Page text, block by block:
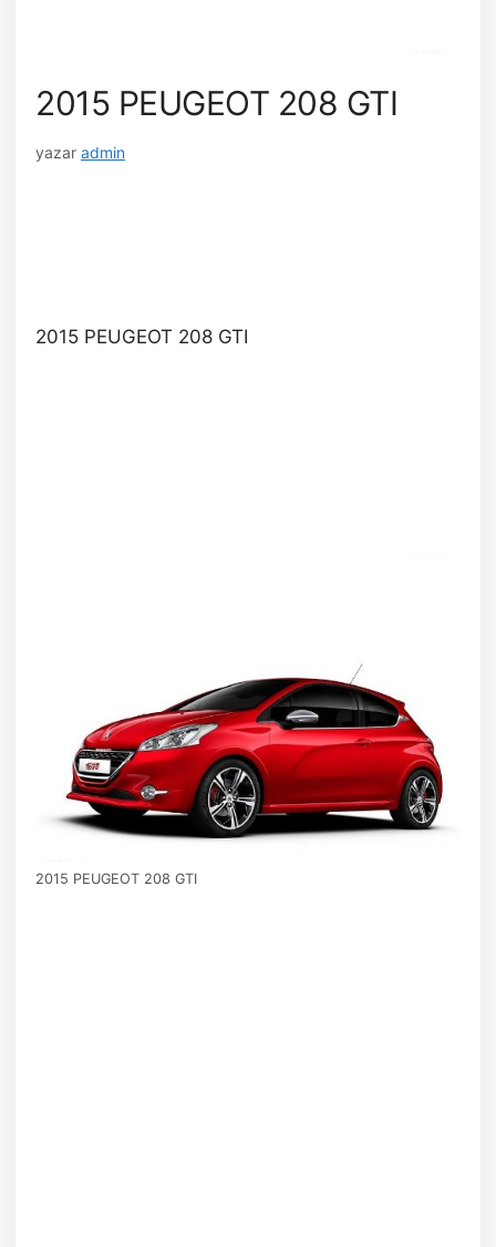
2015 PEUGEOT 208 GTI
yazar admin
2015 PEUGEOT 208 GTI
2015 PEUGEOT 208 GTI